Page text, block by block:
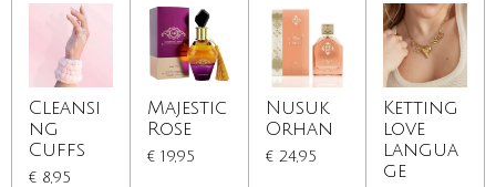
Cleansi
ng
Cuffs
€ 8,95
Majestic
Rose
€ 19,95
Nusuk
Orhan
€ 24,95
Ketting
love
langua
ge